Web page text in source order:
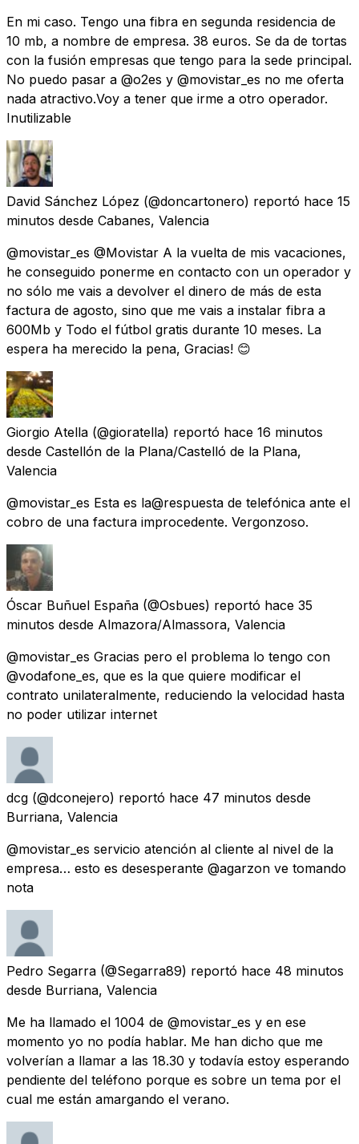
En mi caso. Tengo una fibra en segunda residencia de
10 mb, a nombre de empresa. 38 euros. Se da de tortas
con la fusión empresas que tengo para la sede principal.
No puedo pasar a @o2es y @movistar_es no me oferta
nada atractivo.Voy a tener que irme a otro operador.
Inutilizable
David Sánchez López (@doncartonero) reportó hace 15
minutos desde Cabanes, Valencia
@movistar_es @Movistar A la vuelta de mis vacaciones,
he conseguido ponerme en contacto con un operador y
no sólo me vais a devolver el dinero de más de esta
factura de agosto, sino que me vais a instalar fibra a
600Mb y Todo el fútbol gratis durante 10 meses. La
espera ha merecido la pena, Gracias! 😊
Giorgio Atella (@gioratella) reportó hace 16 minutos
desde Castellón de la Plana/Castelló de la Plana,
Valencia
@movistar_es Esta es la@respuesta de telefónica ante el
cobro de una factura improcedente. Vergonzoso.
Óscar Buñuel España (@Osbues) reportó hace 35
minutos desde Almazora/Almassora, Valencia
@movistar_es Gracias pero el problema lo tengo con
@vodafone_es, que es la que quiere modificar el
contrato unilateralmente, reduciendo la velocidad hasta
no poder utilizar internet
dcg (@dconejero) reportó hace 47 minutos desde
Burriana, Valencia
@movistar_es servicio atención al cliente al nivel de la
empresa… esto es desesperante @agarzon ve tomando
nota
Pedro Segarra (@Segarra89) reportó hace 48 minutos
desde Burriana, Valencia
Me ha llamado el 1004 de @movistar_es y en ese
momento yo no podía hablar. Me han dicho que me
volverían a llamar a las 18.30 y todavía estoy esperando
pendiente del teléfono porque es sobre un tema por el
cual me están amargando el verano.